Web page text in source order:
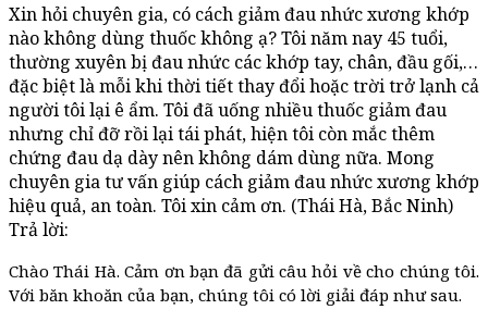
Xin hỏi chuyên gia, có cách giảm đau nhức xương khớp
nào không dùng thuốc không ạ? Tôi năm nay 45 tuổi,
thường xuyên bị đau nhức các khớp tay, chân, đầu gối,…
đặc biệt là mỗi khi thời tiết thay đổi hoặc trời trở lạnh cả
người tôi lại ê ẩm. Tôi đã uống nhiều thuốc giảm đau
nhưng chỉ đỡ rồi lại tái phát, hiện tôi còn mắc thêm
chứng đau dạ dày nên không dám dùng nữa. Mong
chuyên gia tư vấn giúp cách giảm đau nhức xương khớp
hiệu quả, an toàn. Tôi xin cảm ơn. (Thái Hà, Bắc Ninh)
Trả lời:
Chào Thái Hà. Cảm ơn bạn đã gửi câu hỏi về cho chúng tôi.
Với băn khoăn của bạn, chúng tôi có lời giải đáp như sau.